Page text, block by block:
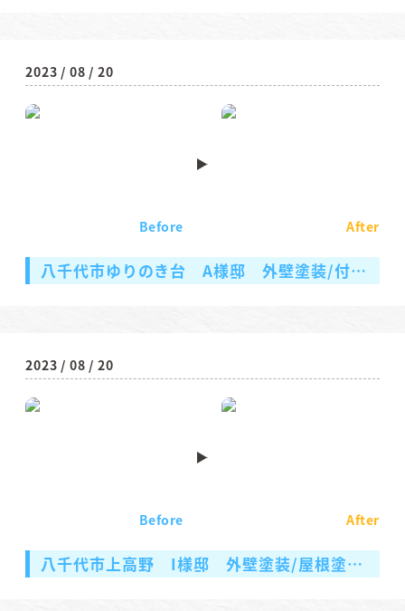
2023 / 08 / 20
Before After
八千代市ゆりのき台 A様邸 外壁塗装/付帯部塗装
2023 / 08 / 20
Before After
八千代市上高野 I様邸 外壁塗装/屋根塗装/付帯部塗装